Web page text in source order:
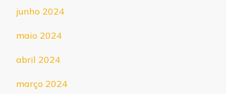
junho 2024
maio 2024
abril 2024
março 2024